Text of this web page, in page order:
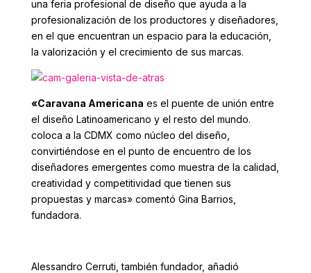
una feria profesional de diseño que ayuda a la
profesionalización de los productores y diseñadores,
en el que encuentran un espacio para la educación,
la valorización y el crecimiento de sus marcas.
«Caravana Americana es el puente de unión entre
el diseño Latinoamericano y el resto del mundo.
coloca a la CDMX como núcleo del diseño,
convirtiéndose en el punto de encuentro de los
diseñadores emergentes como muestra de la calidad,
creatividad y competitividad que tienen sus
propuestas y marcas» comentó Gina Barrios,
fundadora.
Alessandro Cerruti, también fundador, añadió